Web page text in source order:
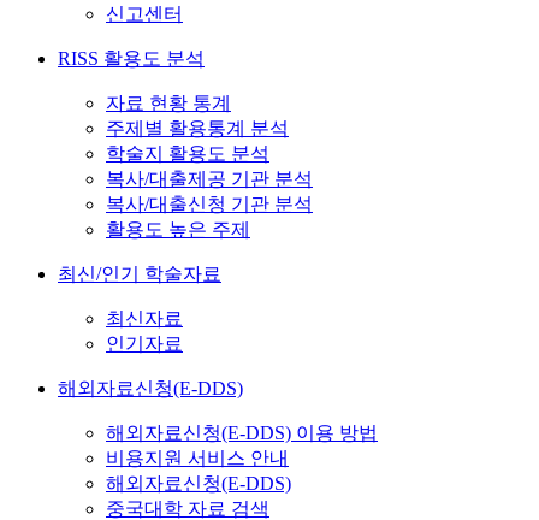
신고센터
RISS 활용도 분석
자료 현황 통계
주제별 활용통계 분석
학술지 활용도 분석
복사/대출제공 기관 분석
복사/대출신청 기관 분석
활용도 높은 주제
최신/인기 학술자료
최신자료
인기자료
해외자료신청(E-DDS)
해외자료신청(E-DDS) 이용 방법
비용지원 서비스 안내
해외자료신청(E-DDS)
중국대학 자료 검색